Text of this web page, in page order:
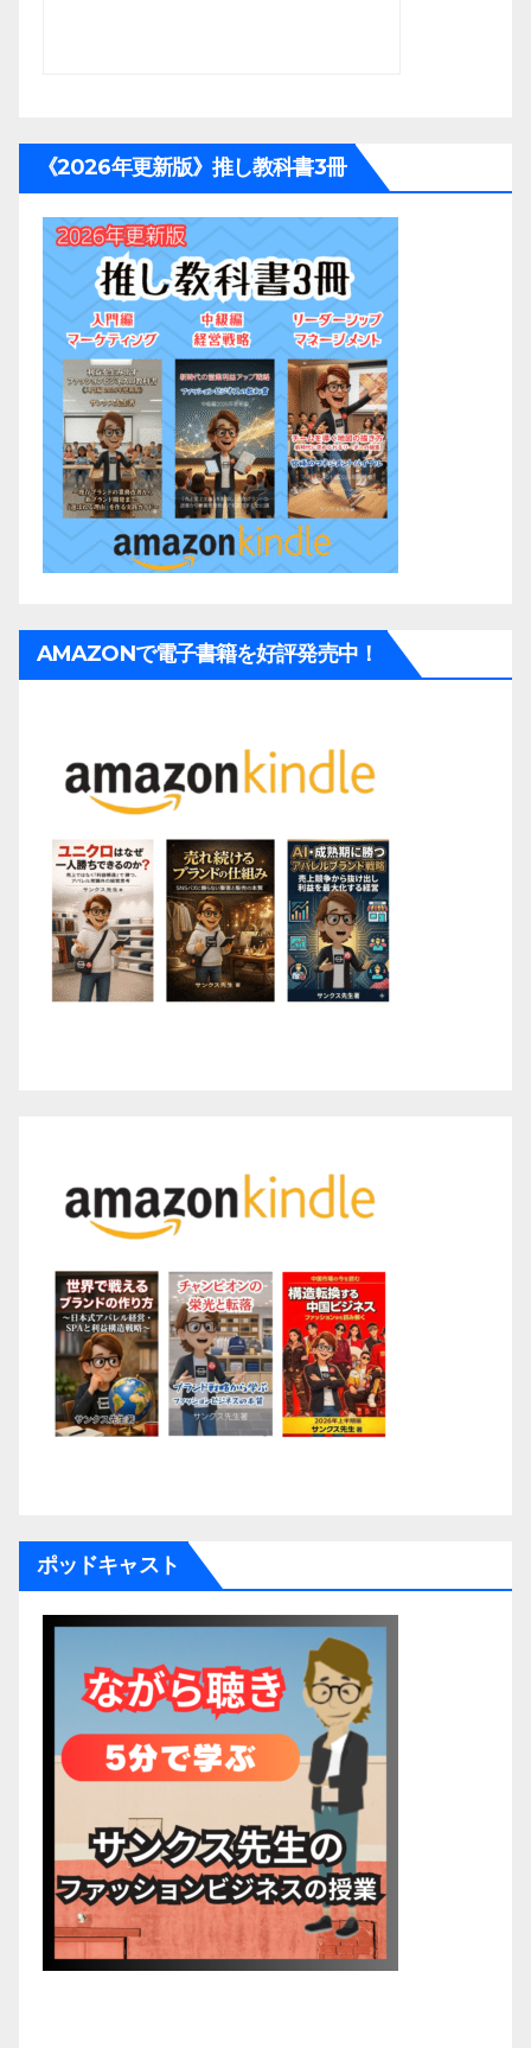
《2026年更新版》推し教科書3冊
AMAZONで電子書籍を好評発売中！
ポッドキャスト